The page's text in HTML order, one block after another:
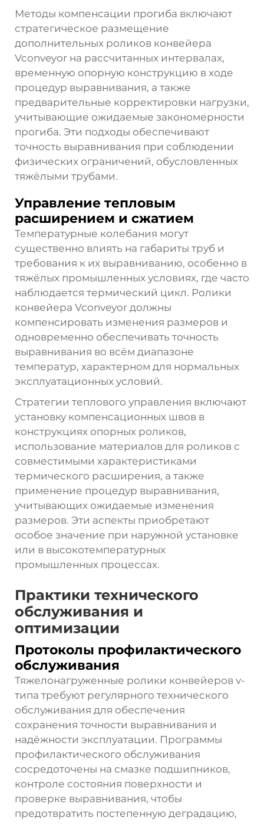
Методы компенсации прогиба включают
стратегическое размещение
дополнительных роликов конвейера
Vconveyor на рассчитанных интервалах,
временную опорную конструкцию в ходе
процедур выравнивания, а также
предварительные корректировки нагрузки,
учитывающие ожидаемые закономерности
прогиба. Эти подходы обеспечивают
точность выравнивания при соблюдении
физических ограничений, обусловленных
тяжёлыми трубами.
Управление тепловым
расширением и сжатием
Температурные колебания могут
существенно влиять на габариты труб и
требования к их выравниванию, особенно в
тяжёлых промышленных условиях, где часто
наблюдается термический цикл. Ролики
конвейера Vconveyor должны
компенсировать изменения размеров и
одновременно обеспечивать точность
выравнивания во всём диапазоне
температур, характерном для нормальных
эксплуатационных условий.
Стратегии теплового управления включают
установку компенсационных швов в
конструкциях опорных роликов,
использование материалов для роликов с
совместимыми характеристиками
термического расширения, а также
применение процедур выравнивания,
учитывающих ожидаемые изменения
размеров. Эти аспекты приобретают
особое значение при наружной установке
или в высокотемпературных
промышленных процессах.
Практики технического
обслуживания и
оптимизации
Протоколы профилактического
обслуживания
Тяжелонагруженные ролики конвейеров v-
типа требуют регулярного технического
обслуживания для обеспечения
сохранения точности выравнивания и
надёжности эксплуатации. Программы
профилактического обслуживания
сосредоточены на смазке подшипников,
контроле состояния поверхности и
проверке выравнивания, чтобы
предотвратить постепенную деградацию,